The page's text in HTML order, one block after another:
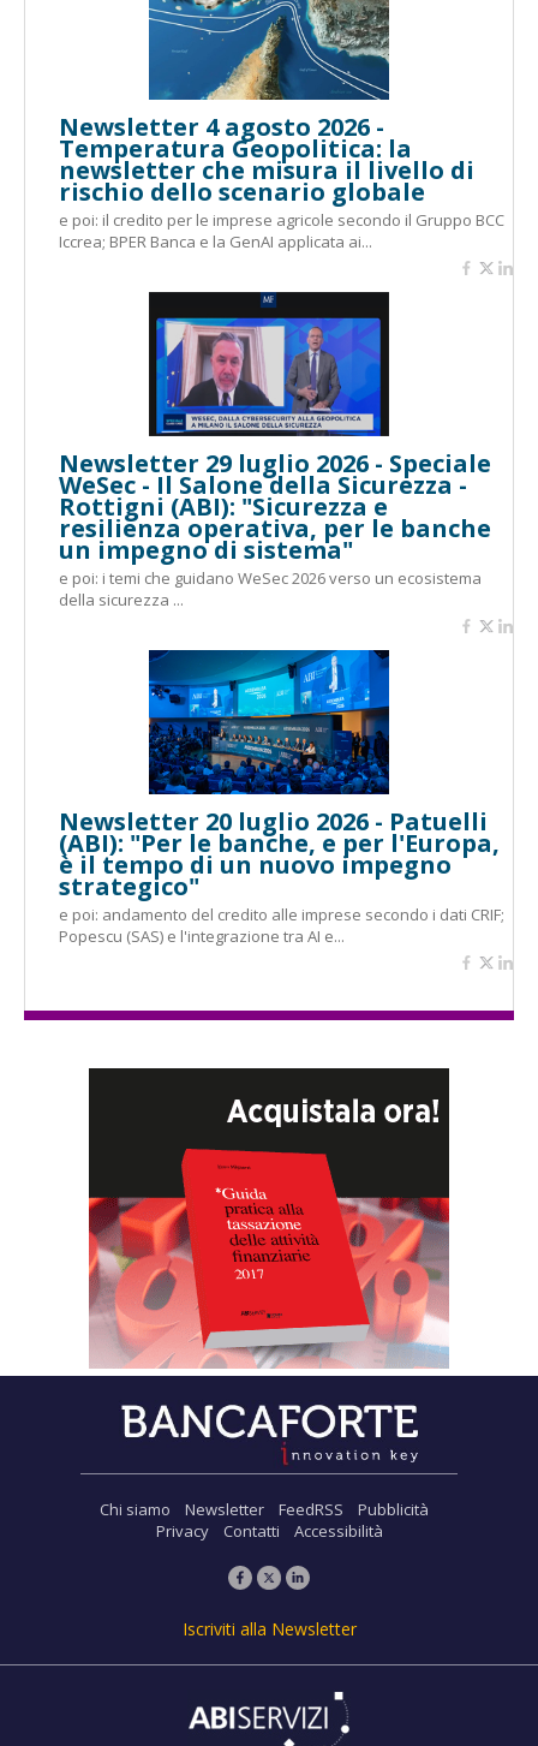
Newsletter 4 agosto 2026 -
Temperatura Geopolitica: la
newsletter che misura il livello di
rischio dello scenario globale
e poi: il credito per le imprese agricole secondo il Gruppo BCC
Iccrea; BPER Banca e la GenAI applicata ai...
Newsletter 29 luglio 2026 - Speciale
WeSec - Il Salone della Sicurezza -
Rottigni (ABI): "Sicurezza e
resilienza operativa, per le banche
un impegno di sistema"
e poi: i temi che guidano WeSec 2026 verso un ecosistema
della sicurezza ...
Newsletter 20 luglio 2026 - Patuelli
(ABI): "Per le banche, e per l'Europa,
è il tempo di un nuovo impegno
strategico"
e poi: andamento del credito alle imprese secondo i dati CRIF;
Popescu (SAS) e l'integrazione tra AI e...
Chi siamo Newsletter FeedRSS
Pubblicità
Privacy
Contatti Accessibilità
Iscriviti alla Newsletter